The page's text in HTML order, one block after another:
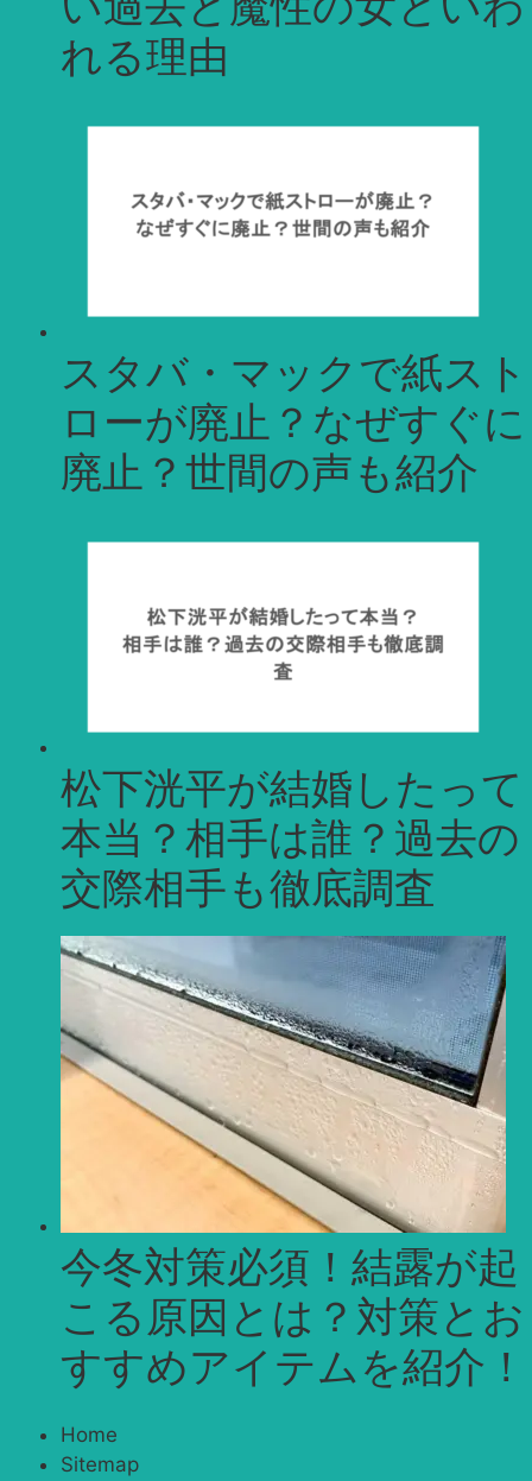
れる理由
スタバ・マックで紙スト
ローが廃止？なぜすぐに
廃止？世間の声も紹介
松下洸平が結婚したって
本当？相手は誰？過去の
交際相手も徹底調査
今冬対策必須！結露が起
こる原因とは？対策とお
すすめアイテムを紹介！
Home
Sitemap